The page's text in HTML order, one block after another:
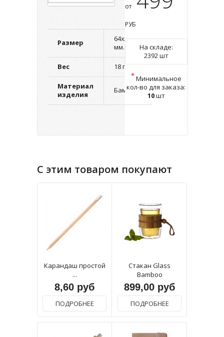
Размер
64х28х10
мм.
Вес 18 г.
Материал
изделия
Бамбук
от
РУБ
На складе:
2392 шт
*Минимальное
кол-во для заказа:
10шт
С этим товаром покупают
Карандаш простой
...
8,60 руб
ПОДРОБНЕЕ
Стакан Glass
Bamboo
899,00 руб
ПОДРОБНЕЕ